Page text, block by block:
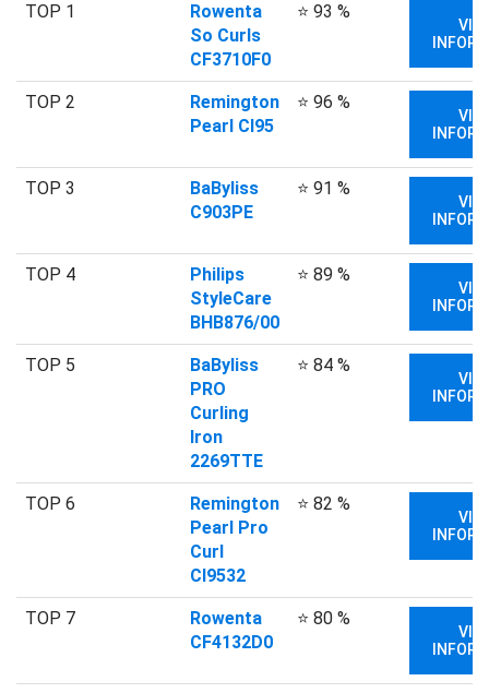
TOP 1
Rowenta
So Curls
CF3710F0
⭐ 93 %
TOP 2
Remington
Pearl CI95
⭐ 96 %
TOP 3
BaByliss
C903PE
⭐ 91 %
TOP 4
Philips
StyleCare
BHB876/00
⭐ 89 %
TOP 5
BaByliss
PRO
Curling
Iron
2269TTE
⭐ 84 %
TOP 6
Remington
Pearl Pro
Curl
CI9532
⭐ 82 %
TOP 7
Rowenta
CF4132D0
⭐ 80 %